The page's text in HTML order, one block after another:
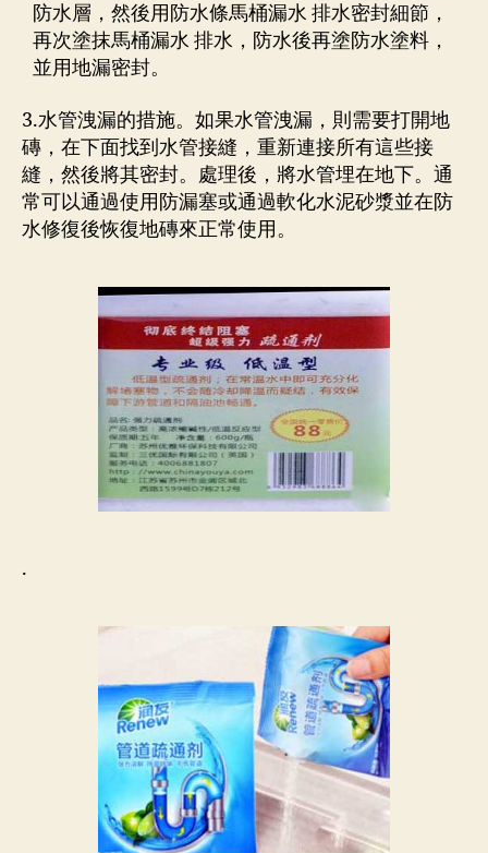
防水層，然後用防水條馬桶漏水 排水密封細節，
再次塗抹馬桶漏水 排水，防水後再塗防水塗料，
並用地漏密封。
3.水管洩漏的措施。如果水管洩漏，則需要打開地
磚，在下面找到水管接縫，重新連接所有這些接
縫，然後將其密封。處理後，將水管埋在地下。通
常可以通過使用防漏塞或通過軟化水泥砂漿並在防
水修復後恢復地磚來正常使用。
.